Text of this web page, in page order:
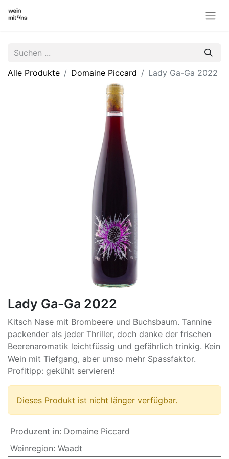
Alle Produkte Domaine Piccard Lady Ga-Ga 2022
Lady Ga-Ga 2022
Kitsch Nase mit Brombeere und Buchsbaum. Tannine
packender als jeder Thriller, doch danke der frischen
Beerenaromatik leichtfüssig und gefährlich trinkig. Kein
Wein mit Tiefgang, aber umso mehr Spassfaktor.
Profitipp: gekühlt servieren!
Dieses Produkt ist nicht länger verfügbar.
Produzent in: Domaine Piccard
Weinregion: Waadt